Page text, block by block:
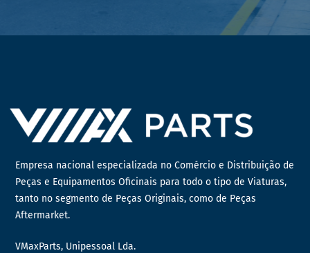
Empresa nacional especializada no Comércio e Distribuição de
Peças e Equipamentos Oficinais para todo o tipo de Viaturas,
tanto no segmento de Peças Originais, como de Peças
Aftermarket.
VMaxParts, Unipessoal Lda.